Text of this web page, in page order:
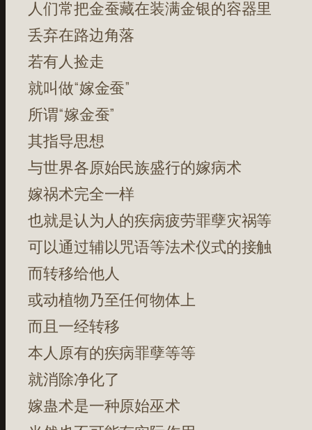
人们常把金蚕藏在装满金银的容器里
丢弃在路边角落
若有人捡走
就叫做“嫁金蚕”
所谓“嫁金蚕”
其指导思想
与世界各原始民族盛行的嫁病术
嫁祸术完全一样
也就是认为人的疾病疲劳罪孽灾祸等
可以通过辅以咒语等法术仪式的接触
而转移给他人
或动植物乃至任何物体上
而且一经转移
本人原有的疾病罪孽等等
就消除净化了
嫁蛊术是一种原始巫术